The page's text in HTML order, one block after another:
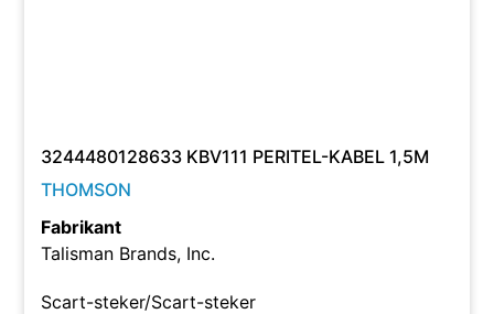
3244480128633 KBV111 PERITEL-KABEL 1,5M
THOMSON
Fabrikant
Talisman Brands, Inc.
Scart-steker/Scart-steker